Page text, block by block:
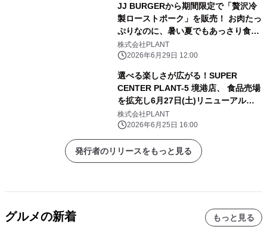
JJ BURGERから期間限定で「贅沢冷
製ローストポーク」を販売！ お肉たっ
ぷりなのに、暑い夏でもあっさり食べ
られる味わい
株式会社PLANT
2026年6月29日 12:00
選べる楽しさが広がる！SUPER
CENTER PLANT-5 境港店、 食品売場
を拡充し6月27日(土)リニューアルオ
ープン！
株式会社PLANT
2026年6月25日 16:00
発行者のリリースをもっと見る
グルメの新着 もっと見る